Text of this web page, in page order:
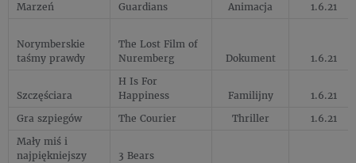
Marzeń
Guardians
Animacja 1.6.21
Norymberskie
taśmy prawdy
The Lost Film of
Nuremberg
Dokument 1.6.21
Szczęściara
H Is For
Happiness
Familijny
1.6.21
Gra szpiegów
The Courier Thriller
1.6.21
Mały miś i
najpiękniejszy
3 Bears